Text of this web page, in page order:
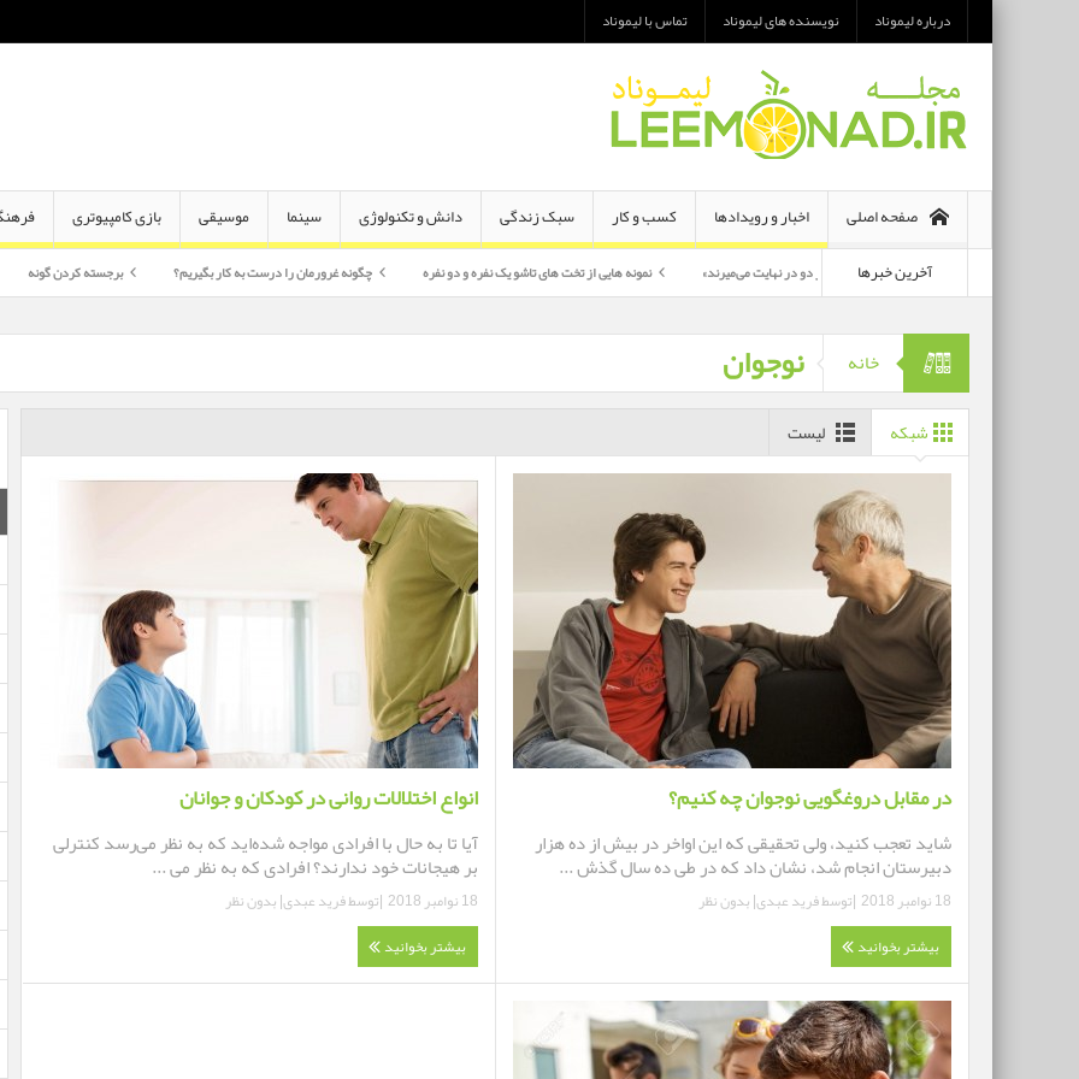
درباره لیموناد نویسنده های لیموناد تماس با لیموناد
صفحه اصلی اخبار و رویدادها کسب و کار سبک زندگی دانش و تکنولوژی سینما موسیقی بازی کامپیوتری
آخرین خبرها
معرفی رمان «هر دو در نهایت می‌میرند» نمونه هایی از تخت های تاشو یک نفره و دو نفره چگونه غرورمان را درست به کار بگیریم؟ برجسته کردن گونه اختلاف
خانه نوجوان
شبکه لیست
در مقابل دروغگویی نوجوان چه کنیم؟
شاید تعجب کنید، ولی تحقیقی که این اواخر در بیش از ده هزار
دبیرستان انجام شد، نشان داد که در طی ده سال گذش ...
18 نوامبر 2018 |توسطفرید عبدی|بدون نظر
بیشتر بخوانید
انواع اختلالات روانی در کودکان و جوانان
آیا تا به حال با افرادی مواجه شده‌اید که به نظر می‌رسد کنترلی
بر هیجانات خود ندارند؟ افرادی که به نظر می‌ ...
18 نوامبر 2018 |توسطفرید عبدی|بدون نظر
بیشتر بخوانید